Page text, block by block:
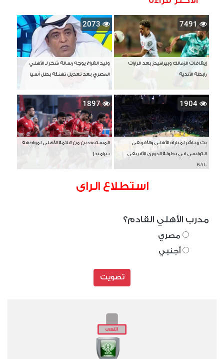
7491
إيقافات الزمالك وبيراميدز بعد قرارات
رابطة الأندية
2073
وليد الفراج يوجه رسالة شكر لـ الأهلي
المصري بعد تعديل تهنئة بطل آسيا
1904
بث مباشر لمباراة الأهلي والأفريقي
التونسي في بطولة الدوري الأفريقي
BAL
1897
المستبعدين من قائمة الأهلي لمواجهة
بيراميدز
استطلاع الراى
مدرب الأهلي القادم؟
مصري
أجنبي
تصويت